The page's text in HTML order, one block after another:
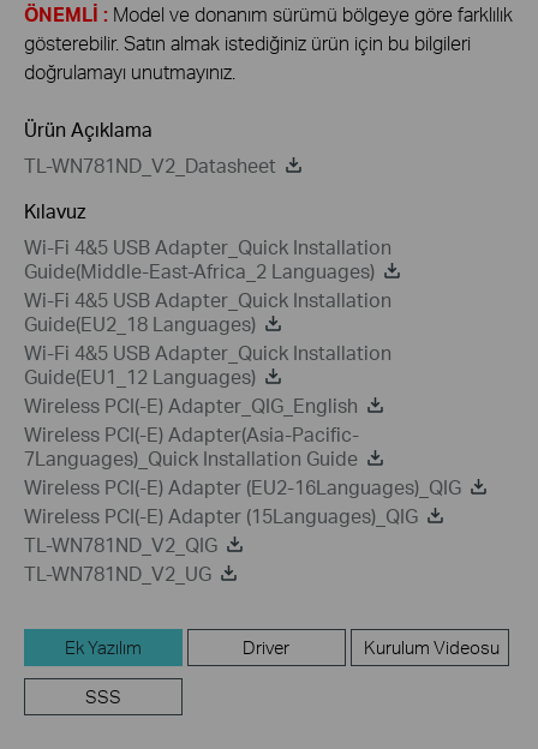
ÖNEMLİ : Model ve donanım sürümü bölgeye göre farklılık
gösterebilir. Satın almak istediğiniz ürün için bu bilgileri
doğrulamayı unutmayınız.
Ürün Açıklama
TL-WN781ND_V2_Datasheet
Kılavuz
Wi-Fi 4&5 USB Adapter_Quick Installation
Guide(Middle-East-Africa_2 Languages)
Wi-Fi 4&5 USB Adapter_Quick Installation
Guide(EU2_18 Languages)
Wi-Fi 4&5 USB Adapter_Quick Installation
Guide(EU1_12 Languages)
Wireless PCI(-E) Adapter_QIG_English
Wireless PCI(-E) Adapter(Asia-Pacific-
7Languages)_Quick Installation Guide
Wireless PCI(-E) Adapter (EU2-16Languages)_QIG
Wireless PCI(-E) Adapter (15Languages)_QIG
TL-WN781ND_V2_QIG
TL-WN781ND_V2_UG
Ek Yazılım Driver Kurulum Videosu
SSS